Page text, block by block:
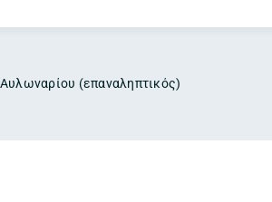
(επαναληπτικός)